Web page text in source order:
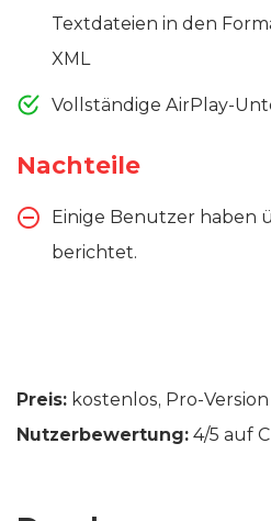
Textdateien in den
XML
Vollständige AirPlay-
Nachteile
Einige Benutzer haben
berichtet.
Preis: kostenlos, Pro-
Nutzerbewertung: 4/5 auf